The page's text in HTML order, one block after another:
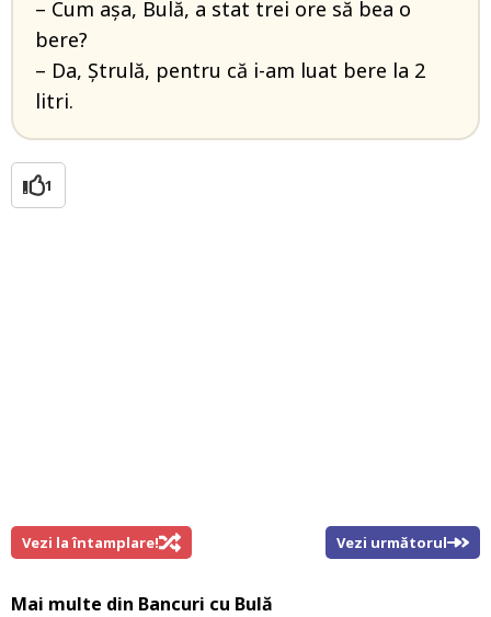
– Cum așa, Bulă, a stat trei ore să bea o
bere?
– Da, Ștrulă, pentru că i-am luat bere la 2
litri.
1
Vezi la întamplare! Vezi următorul
Mai multe din Bancuri cu Bulă